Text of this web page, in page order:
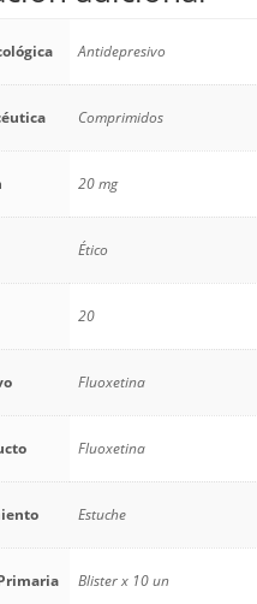
Antidepresivo
Comprimidos
20 mg
Ético
20
Fluoxetina
Fluoxetina
Estuche
Blister x 10 un